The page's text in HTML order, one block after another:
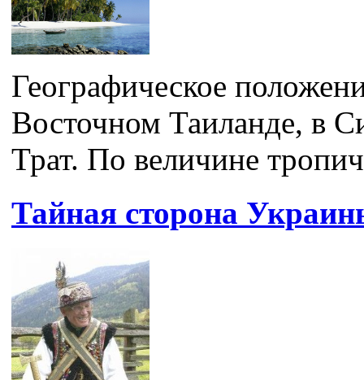
Географическое
Восточном Таиланде, в
Трат. По величине
Тайная сторона